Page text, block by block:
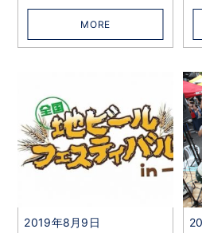
MORE
2019年8月9日